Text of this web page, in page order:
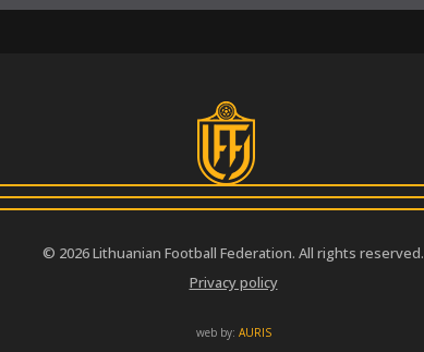
© 2026 Lithuanian Football Federation. All rights reserved.
Privacy policy
web by: AURIS